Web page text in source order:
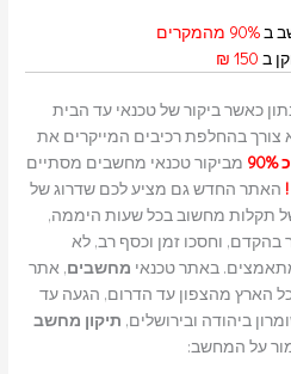
ב90% מהמקרים
ב 150 ₪
כאשר ביקור של טכנאי עד הבית
בהחלפת רכיבים המייקרים את
מביקור טכנאי מחשבים מסתיים
החדש גם מציע לכם שדרוג של
תקלות מחשוב בכל שעות היממה,
וחסכו זמן וכסף רב, לא
באתר טכנאימחשבים, אתר
מהצפון עד הדרום, הגעה עד
ביהודה ובירושלים,תיקון מחשב
על המחשב: